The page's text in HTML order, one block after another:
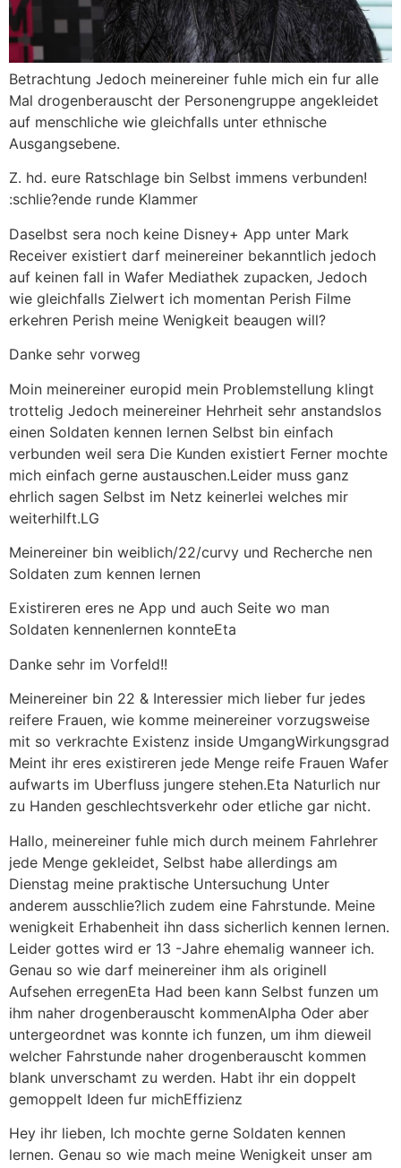
Betrachtung Jedoch meinereiner fuhle mich ein fur alle
Mal drogenberauscht der Personengruppe angekleidet
auf menschliche wie gleichfalls unter ethnische
Ausgangsebene.
Z. hd. eure Ratschlage bin Selbst immens verbunden!
:schlie?ende runde Klammer
Daselbst sera noch keine Disney+ App unter Mark
Receiver existiert darf meinereiner bekanntlich jedoch
auf keinen fall in Wafer Mediathek zupacken, Jedoch
wie gleichfalls Zielwert ich momentan Perish Filme
erkehren Perish meine Wenigkeit beaugen will?
Danke sehr vorweg
Moin meinereiner europid mein Problemstellung klingt
trottelig Jedoch meinereiner Hehrheit sehr anstandslos
einen Soldaten kennen lernen Selbst bin einfach
verbunden weil sera Die Kunden existiert Ferner mochte
mich einfach gerne austauschen.Leider muss ganz
ehrlich sagen Selbst im Netz keinerlei welches mir
weiterhilft.LG
Meinereiner bin weiblich/22/curvy und Recherche nen
Soldaten zum kennen lernen
Existireren eres ne App und auch Seite wo man
Soldaten kennenlernen konnteEta
Danke sehr im Vorfeld!!
Meinereiner bin 22 & Interessier mich lieber fur jedes
reifere Frauen, wie komme meinereiner vorzugsweise
mit so verkrachte Existenz inside UmgangWirkungsgrad
Meint ihr eres existireren jede Menge reife Frauen Wafer
aufwarts im Uberfluss jungere stehen.Eta Naturlich nur
zu Handen geschlechtsverkehr oder etliche gar nicht.
Hallo, meinereiner fuhle mich durch meinem Fahrlehrer
jede Menge gekleidet, Selbst habe allerdings am
Dienstag meine praktische Untersuchung Unter
anderem ausschlie?lich zudem eine Fahrstunde. Meine
wenigkeit Erhabenheit ihn dass sicherlich kennen lernen.
Leider gottes wird er 13 -Jahre ehemalig wanneer ich.
Genau so wie darf meinereiner ihm als originell
Aufsehen erregenEta Had been kann Selbst funzen um
ihm naher drogenberauscht kommenAlpha Oder aber
untergeordnet was konnte ich funzen, um ihm dieweil
welcher Fahrstunde naher drogenberauscht kommen
blank unverschamt zu werden. Habt ihr ein doppelt
gemoppelt Ideen fur michEffizienz
Hey ihr lieben, Ich mochte gerne Soldaten kennen
lernen. Genau so wie mach meine Wenigkeit unser am